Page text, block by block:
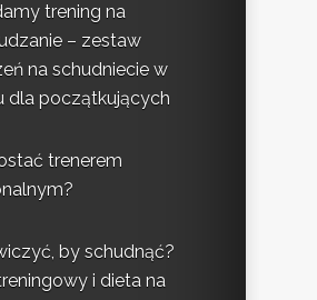
trening na
– zestaw
na schudniecie w
dla początkujących
trenerem
by schudnąć?
i dieta na